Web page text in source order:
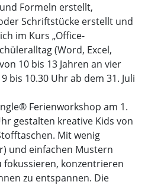
Formeln erstellt,
Schriftstücke erstellt und
im Kurs „Office-
(Word, Excel,
10 bis 13 Jahren an vier
bis 10.30 Uhr ab dem 31. Juli
Ferienworkshop am 1.
gestalten kreative Kids von
Mit wenig
und einfachen Mustern
fokussieren, konzentrieren
zu entspannen. Die